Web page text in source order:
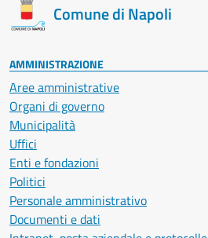
Comune di Napoli
AMMINISTRAZIONE
Aree amministrative
Organi di governo
Municipalità
Uffici
Enti e fondazioni
Politici
Personale amministrativo
Documenti e dati